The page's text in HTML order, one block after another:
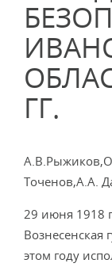
ГГ.
Точенов,А.А.
29 июня 1918
Возне­сенская
этом году